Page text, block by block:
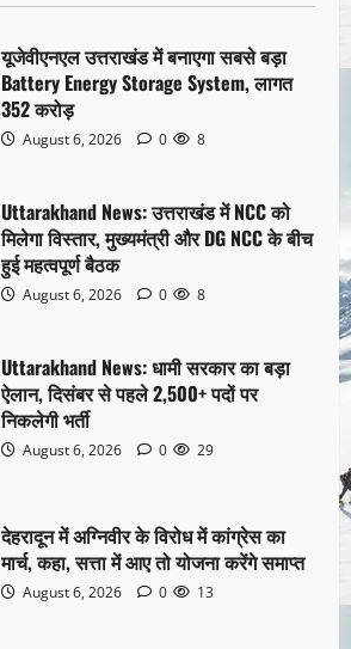
यूजेवीएनएल उत्तराखंड में बनाएगा सबसे बड़ा
Battery Energy Storage System, लागत
352 करोड़
August 6, 2026 0 8
Uttarakhand News: उत्तराखंड में NCC को
मिलेगा विस्तार, मुख्यमंत्री और DG NCC के बीच
हुई महत्वपूर्ण बैठक
August 6, 2026 0 8
Uttarakhand News: धामी सरकार का बड़ा
ऐलान, दिसंबर से पहले 2,500+ पदों पर
निकलेगी भर्ती
August 6, 2026 0 29
देहरादून में अग्निवीर के विरोध में कांग्रेस का
मार्च, कहा, सत्ता में आए तो योजना करेंगे समाप्त
August 6, 2026 0 13